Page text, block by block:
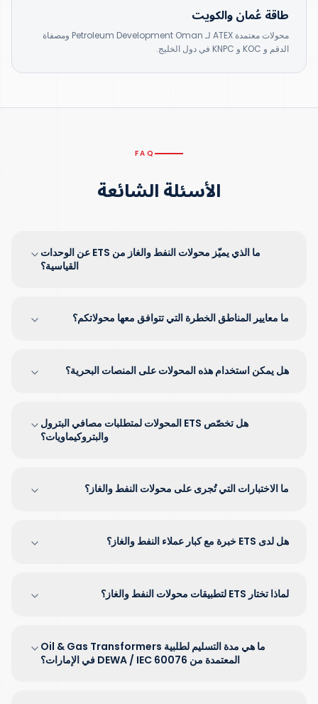
طاقة عُمان والكويت
محولات معتمدة ATEX لـ Petroleum Development Oman ومصفاة
الدقم و KOC و KNPC في دول الخليج.
FAQ
الأسئلة الشائعة
ما الذي يميّز محولات النفط والغاز من ETS عن الوحدات
القياسية؟
ما معايير المناطق الخطرة التي تتوافق معها محولاتكم؟
هل يمكن استخدام هذه المحولات على المنصات البحرية؟
هل تخصّص ETS المحولات لمتطلبات مصافي البترول
والبتروكيماويات؟
ما الاختبارات التي تُجرى على محولات النفط والغاز؟
هل لدى ETS خبرة مع كبار عملاء النفط والغاز؟
لماذا تختار ETS لتطبيقات محولات النفط والغاز؟
ما هي مدة التسليم لطلبية Oil & Gas Transformers
المعتمدة من DEWA / IEC 60076 في الإمارات؟